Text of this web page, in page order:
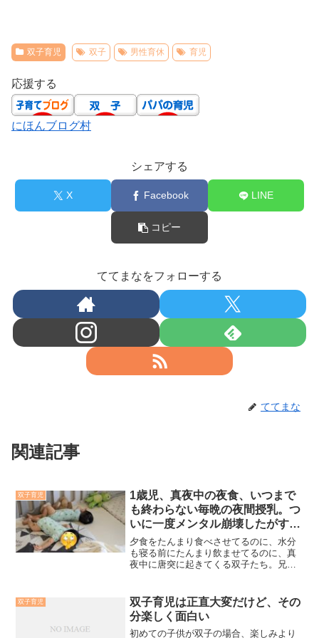
双子育児 双子 男性育休 育児
応援する
にほんブログ村
シェアする
X Facebook LINE
コピー
ててまなをフォローする
ててまな
関連記事
双子育児
1歳児、真夜中の夜食、いつまで
も終わらない毎晩の夜間授乳。つ
いに一度メンタル崩壊したがすぐ
に復活した話
夕食をたんまり食べさせてるのに、水分
も寝る前にたんまり飲ませてるのに、真
夜中に唐突に起きてくる双子たち。兄は
叫する日もあり、弟はフォローアップミ
ルクで落ち着く日もあれば、何が違うの
かわかりませんがミルクでないと許して
くれない日もあります。そのような不安
双子育児
双子育児は正直大変だけど、その
分楽しく面白い
初めての子供が双子の場合、楽しみより